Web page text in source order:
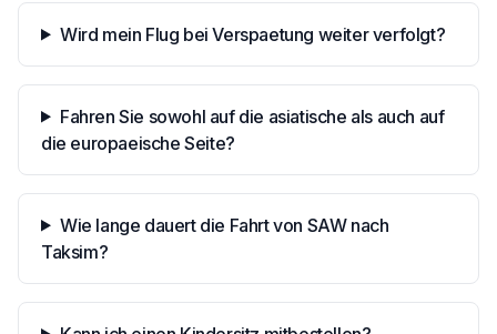
Wird mein Flug bei Verspaetung weiter verfolgt?
Fahren Sie sowohl auf die asiatische als auch auf
die europaeische Seite?
Wie lange dauert die Fahrt von SAW nach
Taksim?